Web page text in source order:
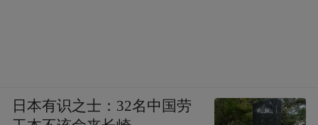
日本有识之士：32名中国劳